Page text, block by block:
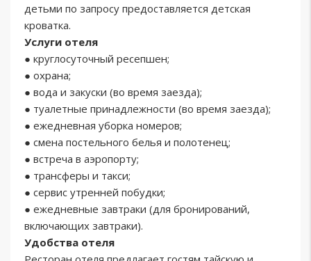
детьми по запросу предоставляется детская
кроватка.
Услуги отеля
● круглосуточный ресепшен;
● охрана;
● вода и закуски (во время заезда);
● туалетные принадлежности (во время заезда);
● ежедневная уборка номеров;
● смена постельного белья и полотенец;
● встреча в аэропорту;
● трансферы и такси;
● сервис утренней побудки;
● ежедневные завтраки (для бронирований,
включающих завтраки).
Удобства отеля